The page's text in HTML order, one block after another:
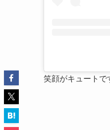
笑顔がキュートで